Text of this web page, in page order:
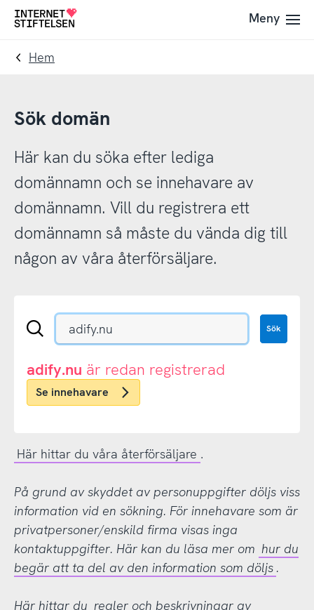
Till
navigering
Till
innehåll
Till
Meny
Hem
Sök domän
Här kan du söka efter lediga
domännamn och se innehavare av
domännamn. Vill du registrera ett
domännamn så måste du vända dig till
någon av våra återförsäljare.
Sök
eller
.nu-
domän
Sök
adify.nu är redan registrerad
Se innehavare
Här hittar du våra återförsäljare .
På grund av skyddet av personuppgifter döljs viss
information vid en sökning. För innehavare som är
privatpersoner/enskild firma visas inga
kontaktuppgifter. Här kan du läsa mer om hur du
begär att ta del av den information som döljs .
Här hittar du regler och beskrivningar av